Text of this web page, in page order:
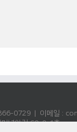
0729 | 이메일 :
미널안길 60, 8-1호